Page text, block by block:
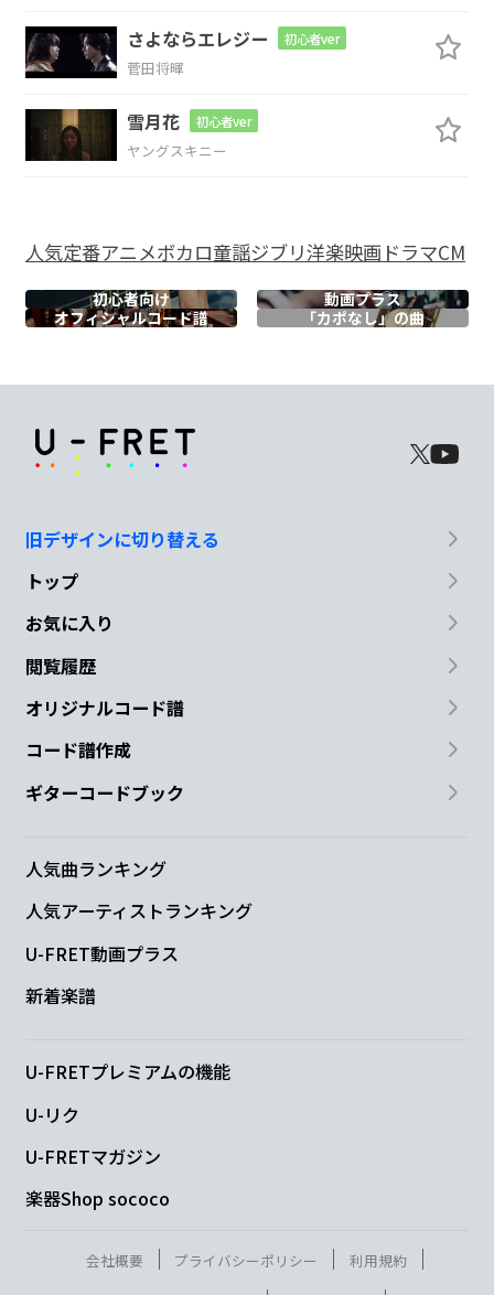
E
来い 来い 妖怪 ウォッチッチ!
夢のなか～では
どうして 朝は眠いんだ?
どうして 朝は眠いんだ?!」
B
よ う
そうなのね
B♭m Bm
(一
B♭m
大
Bm B♭m Bm B♭m Bm B♭m Bm
さよならエレジー 初心者ver
菅田将暉
雪月花 初心者ver
ヤングスキニー
人気定番アニメボカロ童謡ジブリ洋楽映画ドラマCM
初心者向け
動画プラス
オフィシャルコード譜 「カポなし」の曲
旧デザインに切り替える
トップ
お気に入り
閲覧履歴
オリジナルコード譜
コード譜作成
ギターコードブック
人気曲ランキング
人気アーティストランキング
U-FRET動画プラス
新着楽譜
U-FRETプレミアムの機能
U-リク
U-FRETマガジン
楽器Shop sococo
会社概要 プライバシーポリシー
利用規約